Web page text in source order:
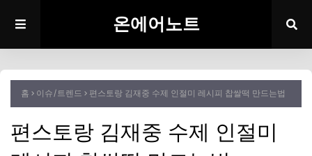
온에어노트
홈 이슈/트렌드 편스토랑 김재중 수제 인절미 레시피 찹쌀떡 만드는법
편스토랑 김재중 수제 인절미